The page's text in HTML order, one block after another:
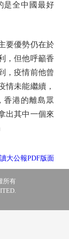
是全中國最好
要優勢仍在於
，但他呼籲香
，疫情前他曾
情未能繼續，
香港的離島眾
出其中一個來
讀大公報PDF版面
所有